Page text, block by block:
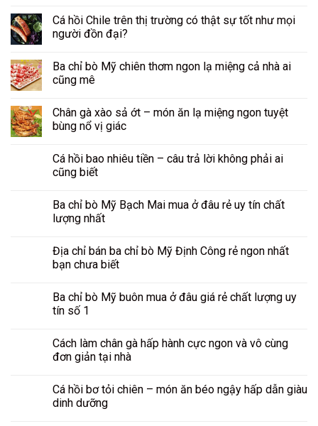
Cá hồi Chile trên thị trường có thật sự tốt như mọi
người đồn đại?
Ba chỉ bò Mỹ chiên thơm ngon lạ miệng cả nhà ai
cũng mê
Chân gà xào sả ớt – món ăn lạ miệng ngon tuyệt
bùng nổ vị giác
Cá hồi bao nhiêu tiền – câu trả lời không phải ai
cũng biết
Ba chỉ bò Mỹ Bạch Mai mua ở đâu rẻ uy tín chất
lượng nhất
Địa chỉ bán ba chỉ bò Mỹ Định Công rẻ ngon nhất
bạn chưa biết
Ba chỉ bò Mỹ buôn mua ở đâu giá rẻ chất lượng uy
tín số 1
Cách làm chân gà hấp hành cực ngon và vô cùng
đơn giản tại nhà
Cá hồi bơ tỏi chiên – món ăn béo ngậy hấp dẫn giàu
dinh dưỡng